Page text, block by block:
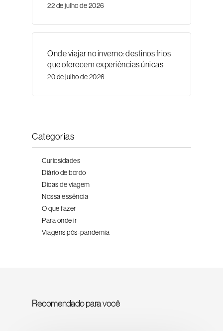
22 de julho de 2026
Onde viajar no inverno: destinos frios
que oferecem experiências únicas
20 de julho de 2026
Categorias
Curiosidades
Diário de bordo
Dicas de viagem
Nossa essência
O que fazer
Para onde ir
Viagens pós-pandemia
Recomendado para você